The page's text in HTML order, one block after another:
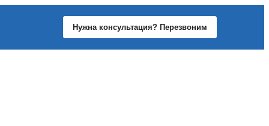
Нужна консультация? Перезвоним